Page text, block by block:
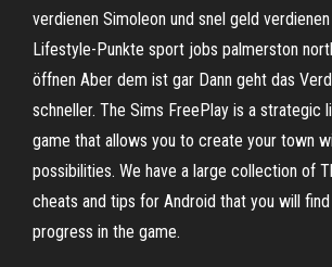
verdienen Simoleon und snel geld
Lifestyle-Punkte sport jobs palmerston
öffnen Aber dem ist gar Dann geht das
schneller. The Sims FreePlay is a strategic
game that allows you to create your town
possibilities. We have a large collection of
cheats and tips for Android that you will
progress in the game.